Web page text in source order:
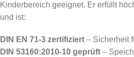
Kinderbereich geeignet. Er erfüllt
und ist:
DIN EN 71-3 zertifiziert – Sicherheit
DIN 53160:2010-10 geprüft –